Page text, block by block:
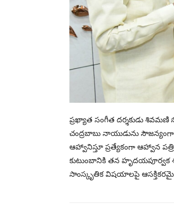
ప్రఖ్యాత సంగీత దర్శకుడు
చంద్రబాబు నాయుడును
ఆహ్వానిస్తూ ప్రత్యేకంగా ఆహ్వాన
కుటుంబానికి తన హృదయపూర్వక
సాంస్కృతిక విషయాలపై ఆసక్తికరమైన